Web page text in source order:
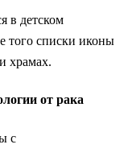
в детском
того списки иконы
храмах.
от рака
с